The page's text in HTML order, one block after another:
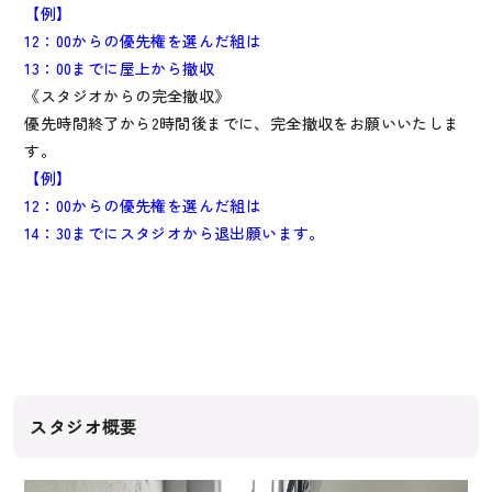
【例】
12：00からの優先権を選んだ組は
13：00までに屋上から撤収
《スタジオからの完全撤収》
優先時間終了から2時間後までに、完全撤収をお願いいたしま
す。
【例】
12：00からの優先権を選んだ組は
14：30までにスタジオから退出願います。
スタジオ概要